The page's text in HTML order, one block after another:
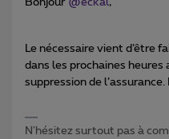
Bonjour @eckal,
Le nécessaire vient d’être
dans les prochaines
suppression de
N'hésitez surtout pas à